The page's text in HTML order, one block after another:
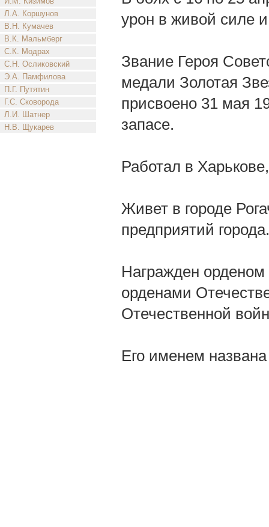
Л.А. Коршунов
В.Н. Кумачев
В.К. Мальмберг
С.К. Модрах
С.Н. Осликовский
Э.А. Памфилова
П.Г. Путятин
Г.С. Сковорода
Л.И. Шатнер
Н.В. Щукарев
урон в живой силе и
Звание Героя
медали Золотая
присвоено 31 мая
запасе.
Работал в
Живет в городе
предприятий города.
Награжден
орденами
Отечественной
Его именем